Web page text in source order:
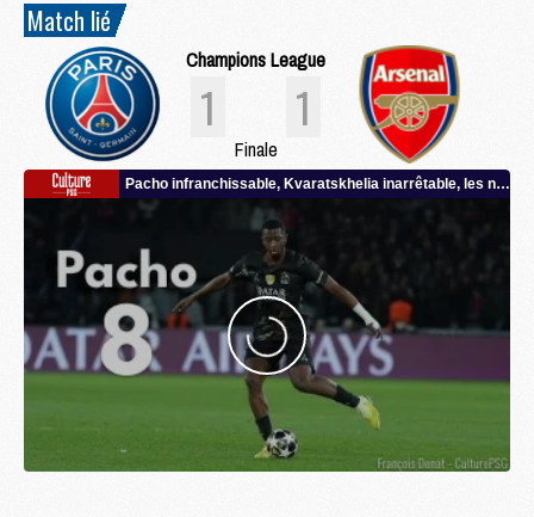
Match lié
Champions League
1 1
Finale